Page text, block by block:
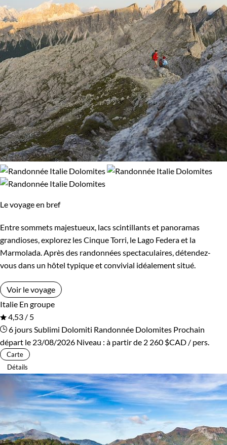
Le voyage en bref
Entre sommets majestueux, lacs scintillants et panoramas
grandioses, explorez les Cinque Torri, le Lago Federa et la
Marmolada. Après des randonnées spectaculaires, détendez-
vous dans un hôtel typique et convivial idéalement situé.
Voir le voyage
Italie En groupe
4,53 / 5
6 jours Sublimi Dolomiti Randonnée Dolomites Prochain
départ le 23/08/2026 Niveau : à partir de 2 260 $CAD / pers.
Carte
Détails